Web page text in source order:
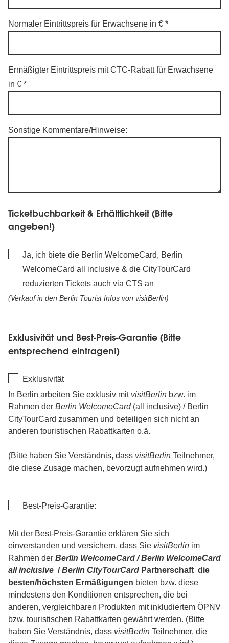
Normaler Eintrittspreis für Erwachsene in €
Ermäßigter Eintrittspreis mit CTC-Rabatt für Erwachsene
in €
Sonstige Kommentare/Hinweise:
Ticketbuchbarkeit
&
(Bitte
angeben!)
Ticketbuchbarkeit & Erhältlichkeit (Bitte
angeben!)
Ja, ich biete die Berlin WelcomeCard, Berlin
WelcomeCard all inclusive & die CityTourCard
reduzierten Tickets auch via CTS an
(Verkauf in den Berlin Tourist Infos von visitBerlin)
und
Best-
Garantie
(Bitte
entsprechend
eintragen!)
Exklusivität und Best-Preis-Garantie (Bitte
entsprechend eintragen!)
Exklusivität
Beschreibung
Exklusivität
In Berlin arbeiten Sie exklusiv mit visitBerlin bzw. im
Rahmen der Berlin WelcomeCard(all inclusive) / Berlin
CityTourCard zusammen und beteiligen sich nicht an
anderen touristischen Rabattkarten o.ä.
(Bitte haben Sie Verständnis, dass visitBerlin Teilnehmer,
die diese Zusage machen, bevorzugt aufnehmen wird.)
Best-Preis-Garantie:
Price-
Garantie
Beschreibung
Mit der Best-Preis-Garantie erklären Sie sich
einverstanden und versichern, dass Sie visitBerlin im
Rahmen der Berlin WelcomeCard / Berlin WelcomeCard
all inclusive /Berlin CityTourCard Partnerschaft die
besten/höchsten Ermäßigungen bieten bzw. diese
mindestens den Konditionen entsprechen, die bei
anderen, vergleichbaren Produkten mit inkludiertem ÖPNV
bzw. touristischen Rabattkarten gewährt werden. (Bitte
haben Sie Verständnis, dass visitBerlin Teilnehmer, die